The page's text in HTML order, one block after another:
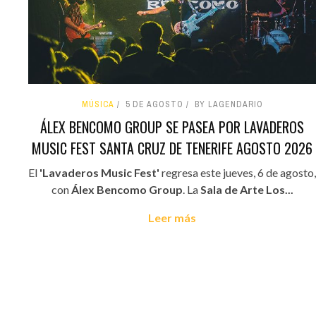
MÚSICA 5 DE AGOSTO BY LAGENDARIO
ÁLEX BENCOMO GROUP SE PASEA POR LAVADEROS
MUSIC FEST SANTA CRUZ DE TENERIFE AGOSTO 2026
El 'Lavaderos Music Fest' regresa este jueves, 6 de agosto,
conÁlex Bencomo Group. LaSala de Arte Los...
Leer más